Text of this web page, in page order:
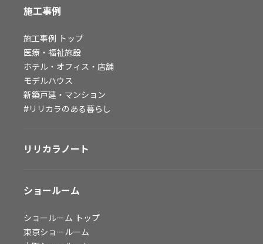
スペースソリューション事業
ファシリティソリューション事業
不動産投資開発事業
会社情報
採用情報
施工事例
施工事例 トップ
医療・福祉施設
ホテル・オフィス・店舗
モデルハウス
新築戸建・マンション
#リリカラのある暮らし
リリカラノート
ショールーム
ショールーム トップ
東京ショールーム